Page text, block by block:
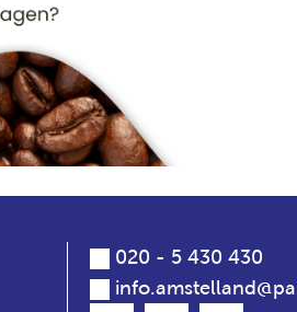
020 - 5 430 430